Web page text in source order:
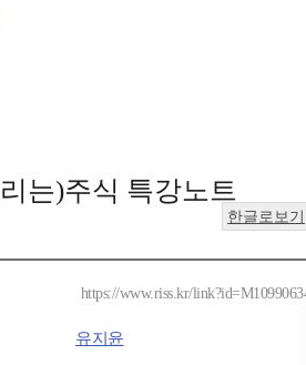
는)주식 특강노트
한글로보기
https://www.riss.kr/
유지윤